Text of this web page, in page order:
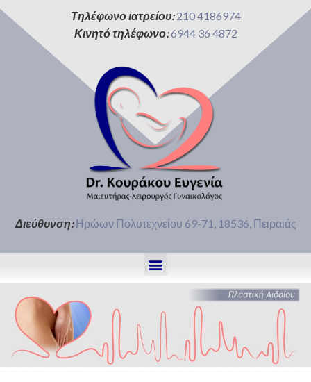
Τηλέφωνο ιατρείου:210 4186974
Κινητό τηλέφωνο:6944 36 4872
Διεύθυνση:Ηρώων Πολυτεχνείου 69-71, 18536, Πειραιάς